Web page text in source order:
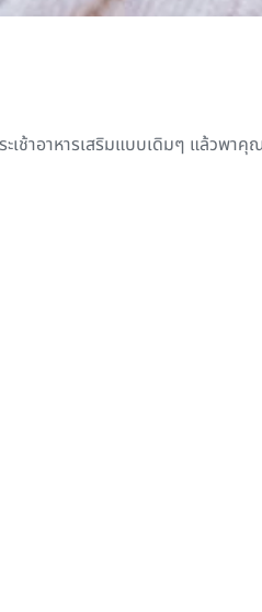
เช้าอาหารเสริมแบบเดิมๆ แล้วพ